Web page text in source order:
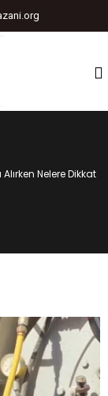
Nelere Dikkat